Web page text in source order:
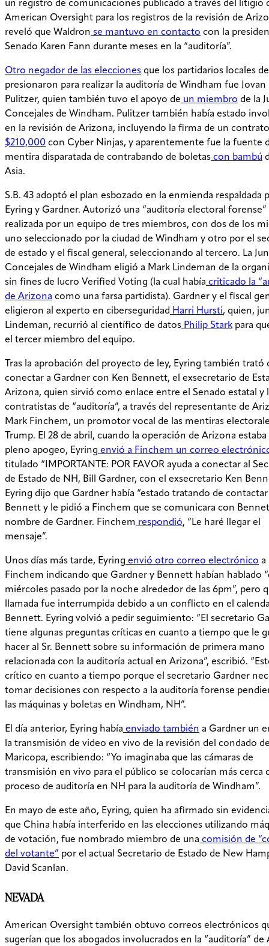
un registro de comunicaciones publicado a través del litigio
American Oversight para los registros de la revisión de
reveló que Waldron se mantuvo en contacto con la
Senado Karen Fann durante meses en la “auditoría”.
Otro negador de las elecciones que los partidarios locales
presionaron para realizar la auditoría de Windham fue
Pulitzer, quien también tuvo el apoyo de un miembro de la
Concejales de Windham. Pulitzer también había estado
en la revisión de Arizona, incluyendo la firma de un
$210,000 con Cyber Ninjas, y aparentemente fue la fuente
mentira disparatada de contrabando de boletas con bambú
Asia.
S.B. 43 adoptó el plan esbozado en la enmienda respaldada
Eyring y Gardner. Autorizó una “auditoría electoral forense”
realizada por un equipo de tres miembros, con dos de los
uno seleccionado por la ciudad de Windham y otro por el
de estado y el fiscal general, seleccionando al tercero. La
Concejales de Windham eligió a Mark Lindeman de la
sin fines de lucro Verified Voting (la cual había criticado la
de Arizona como una farsa partidista). Gardner y el fiscal
eligieron al experto en ciberseguridad Harri Hursti, quien,
Lindeman, recurrió al científico de datos Philip Stark para
el tercer miembro del equipo.
Tras la aprobación del proyecto de ley, Eyring también trató
conectar a Gardner con Ken Bennett, el exsecretario de
Arizona, quien sirvió como enlace entre el Senado estatal y
contratistas de “auditoría”, a través del representante de
Mark Finchem, un promotor vocal de las mentiras
Trump. El 28 de abril, cuando la operación de Arizona estaba
pleno apogeo, Eyring envió a Finchem un correo
titulado “IMPORTANTE: POR FAVOR ayuda a conectar al
de Estado de NH, Bill Gardner, con el exsecretario Ken
Eyring dijo que Gardner había “estado tratando de
Bennett y le pidió a Finchem que se comunicara con
nombre de Gardner. Finchem respondió, “Le haré llegar el
mensaje”.
Unos días más tarde, Eyring envió otro correo electrónico a
Finchem indicando que Gardner y Bennett habían hablado
miércoles pasado por la noche alrededor de las 6pm”, pero
llamada fue interrumpida debido a un conflicto en el
Bennett. Eyring volvió a pedir seguimiento: “El secretario
tiene algunas preguntas críticas en cuanto a tiempo que le
hacer al Sr. Bennett sobre su información de primera mano
relacionada con la auditoría actual en Arizona”, escribió.
crítico en cuanto a tiempo porque el secretario Gardner
tomar decisiones con respecto a la auditoría forense
las máquinas y boletas en Windham, NH”.
El día anterior, Eyring había enviado también a Gardner un
la transmisión de video en vivo de la revisión del condado
Maricopa, escribiendo: “Yo imaginaba que las cámaras de
transmisión en vivo para el público se colocarían más cerca
proceso de auditoría en NH para la auditoría de Windham”.
En mayo de este año, Eyring, quien ha afirmado sin
que China había interferido en las elecciones utilizando
de votación, fue nombrado miembro de una comisión de
del votante” por el actual Secretario de Estado de New
David Scanlan.
NEVADA
American Oversight también obtuvo correos electrónicos
sugerían que los abogados involucrados en la “auditoría” de